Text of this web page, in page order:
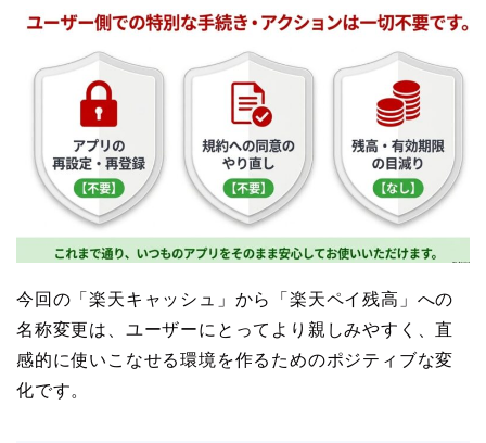
今回の「楽天キャッシュ」から「楽天ペイ残高」への
名称変更は、ユーザーにとってより親しみやすく、直
感的に使いこなせる環境を作るためのポジティブな変
化です。